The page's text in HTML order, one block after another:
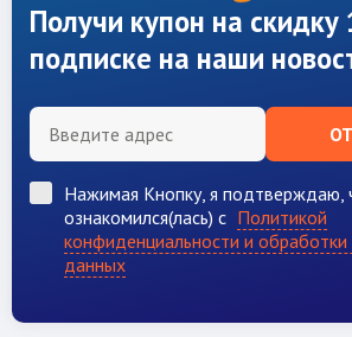
Получи купон на скидку
подписке на наши
Нажимая Кнопку, я подтверждаю,
ознакомился(лась) с Политикой
конфиденциальности и
данных